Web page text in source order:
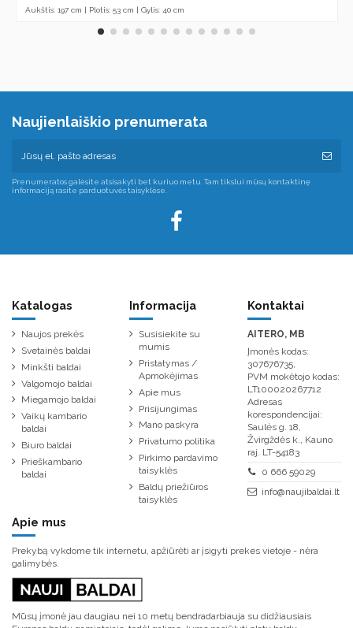
Aukštis: 197 cm | Plotis: 53 cm | Gylis: 40 cm
Naujienlaiškio prenumerata
Prenumeratos galėsite atsisakyti bet kuriuo metu. Tam tikslui mūsų kontaktinę
informaciją rasite parduotuvės taisyklėse.
Katalogas
Naujos prekės
Svetainės baldai
Minkšti baldai
Valgomojo baldai
Miegamojo baldai
Vaikų kambario
baldai
Biuro baldai
Prieškambario
baldai
Informacija
Susisiekite su
mumis
Pristatymas /
Apmokėjimas
Apie mus
Prisijungimas
Mano paskyra
Privatumo politika
Pirkimo pardavimo
taisyklės
Baldų priežiūros
taisyklės
Kontaktai
AITERO, MB
Įmonės kodas:
307676735,
PVM mokėtojo kodas:
LT100020267712
Adresas
korespondencijai:
Saulės g. 18,
Žvirgždės k., Kauno
raj. LT-54183
0 666 59029
info@naujibaldai.lt
Apie mus
Prekybą vykdome tik internetu, apžiūrėti ar įsigyti prekes vietoje - nėra
galimybės.
Mūsų įmonė jau daugiau nei 10 metų bendradarbiauja su didžiausiais